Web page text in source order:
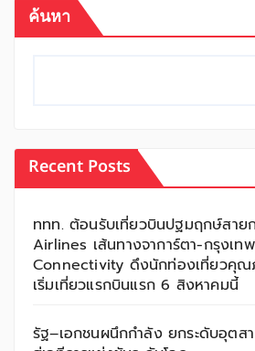
ค้นหา
Recent Posts
ททท. ต้อนรับเที่ยวบินปฐมฤกษ์สาย
Airlines เส้นทางจาการ์ตา-กรุงเท
Connectivity ดึงนักท่องเที่ยวคุณ
เริ่มเที่ยวแรกบินแรก 6 สิงหาคมนี้
รัฐ–เอกชนผนึกกำลัง ยกระดับอุตสา